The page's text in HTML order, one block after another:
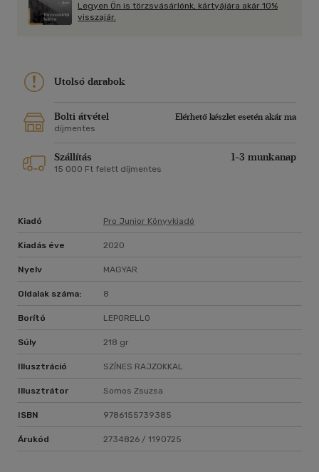
Legyen Ön is törzsvásárlónk, kártyájára akár 10%
visszajár.
Utolsó darabok
Bolti átvétel
Elérhető készlet esetén akár ma
díjmentes
Szállítás 1-3 munkanap
15 000 Ft felett díjmentes
Kiadó Pro Junior Könyvkiadó
Kiadás éve 2020
Nyelv MAGYAR
Oldalak száma: 8
Borító LEPORELLO
Súly 218 gr
Illusztráció SZÍNES RAJZOKKAL
Illusztrátor Somos Zsuzsa
ISBN 9786155739385
Árukód 2734826 / 1190725